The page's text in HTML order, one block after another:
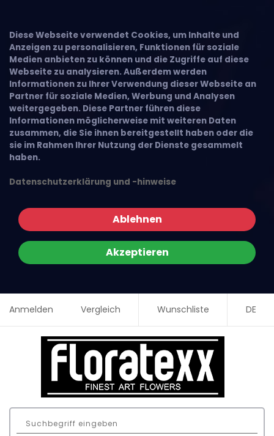
Diese Webseite verwendet Cookies, um Inhalte und
Anzeigen zu personalisieren, Funktionen für soziale
Medien anbieten zu können und die Zugriffe auf diese
Webseite zu analysieren. Außerdem werden
Informationen zu Ihrer Verwendung dieser Webseite an
Partner für soziale Medien, Werbung und Analysen
weitergegeben. Diese Partner führen diese
Informationen möglicherweise mit weiteren Daten
zusammen, die Sie ihnen bereitgestellt haben oder die
sie im Rahmen Ihrer Nutzung der Dienste gesammelt
haben.
Datenschutzerklärung und -hinweise
Ablehnen
Akzeptieren
Anmelden Vergleich Wunschliste DE